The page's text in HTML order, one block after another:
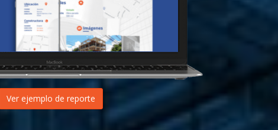
Ver ejemplo de reporte